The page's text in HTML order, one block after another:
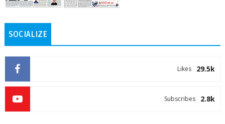
SOCIALIZE
29.5k
Likes
2.8k
Subscribes